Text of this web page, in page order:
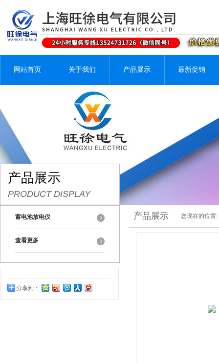
网站首页 关于我们 产品展示 最新促销
产品展示
PRODUCT DISPLAY
蓄电池放电仪
查看更多
分享到：
产品展示 您现在的位置: